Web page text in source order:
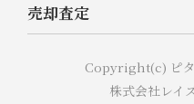
売却査定
Copyright(c) ピ
株式会社レイ